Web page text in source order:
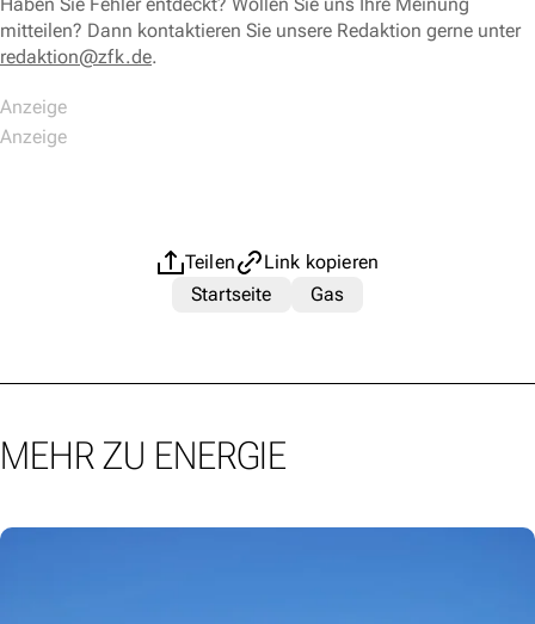
mitteilen? Dann kontaktieren Sie unsere Redaktion gerne unter
redaktion@zfk.de.
Teilen
Link kopieren
Startseite
Gas
MEHR ZU ENERGIE